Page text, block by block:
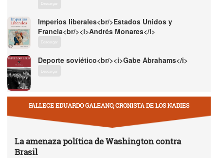
Descargar
Imperios liberales<br/>Estados Unidos y
Francia<br/><i>Andrés Monares</i>
Descargar
Deporte soviético<br/><i>Gabe Abrahams</i>
Descargar
FALLECE EDUARDO GALEANO, CRONISTA DE LOS NADIES
La amenaza política de Washington contra
Brasil